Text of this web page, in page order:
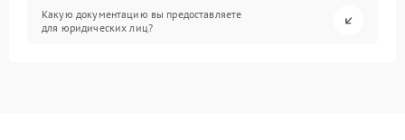
Какую документацию вы предоставляете
для юридических лиц?